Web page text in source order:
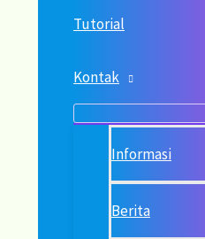
Tutorial
Kontak
Informasi
Berita